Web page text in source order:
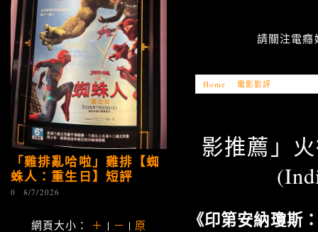
請關注電
Home 電影影評
影推薦」
《印第安納瓊斯
「雞排亂哈啦」雞排【蜘
蛛人：重生日】短評
0 8/7/2026
網頁大小： ＋ | － | 原